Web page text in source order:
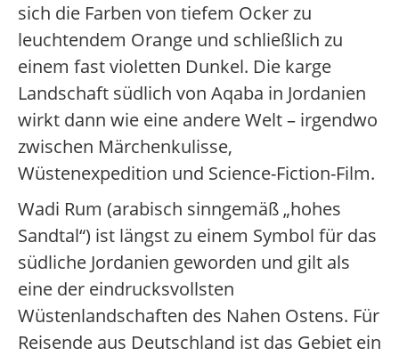
sich die Farben von tiefem Ocker zu
leuchtendem Orange und schließlich zu
einem fast violetten Dunkel. Die karge
Landschaft südlich von Aqaba in Jordanien
wirkt dann wie eine andere Welt – irgendwo
zwischen Märchenkulisse,
Wüstenexpedition und Science-Fiction-Film.
Wadi Rum (arabisch sinngemäß „hohes
Sandtal“) ist längst zu einem Symbol für das
südliche Jordanien geworden und gilt als
eine der eindrucksvollsten
Wüstenlandschaften des Nahen Ostens. Für
Reisende aus Deutschland ist das Gebiet ein